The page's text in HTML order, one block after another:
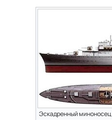
Эскадренный миноносец